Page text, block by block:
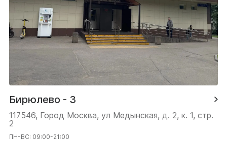
Бирюлево - 3
117546, Город Москва, ул Медынская, д. 2, к. 1, стр.
2
ПН-ВС: 09:00-21:00